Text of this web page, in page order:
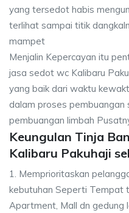
yang tersedot habis
terlihat sampai titik
mampet
Menjalin Kepercayan itu
jasa sedot wc Kalibaru
yang baik dari waktu
dalam proses pembuangan
pembuangan limbah
Keungulan Tinja
Kalibaru Pakuhaji
1. Memprioritaskan
kebutuhan Seperti Tempat
Apartment, Mall dn gedung